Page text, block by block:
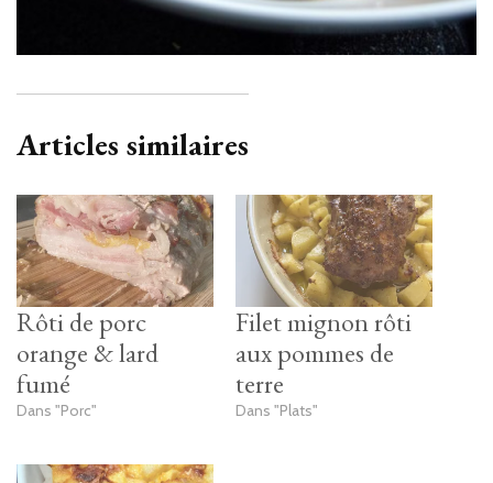
Articles similaires
Rôti de porc
orange & lard
fumé
Dans "Porc"
Filet mignon rôti
aux pommes de
terre
Dans "Plats"